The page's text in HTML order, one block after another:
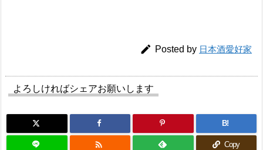
 Posted by 日本酒愛好家
よろしければシェアお願いします
B!
 Copy